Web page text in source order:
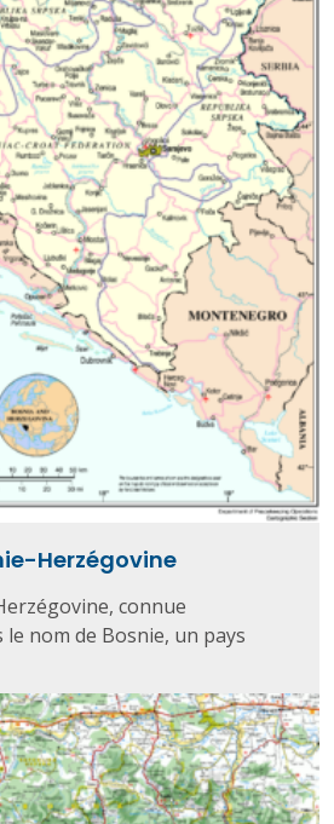
Herzégovine
connue
nom de Bosnie, un pays